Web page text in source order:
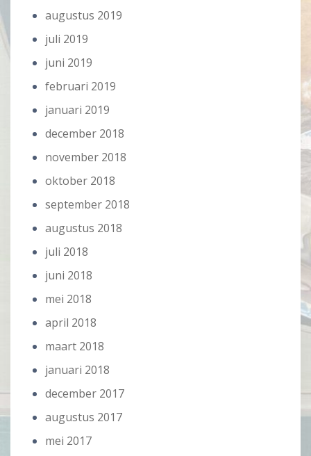
augustus 2019
juli 2019
juni 2019
februari 2019
januari 2019
december 2018
november 2018
oktober 2018
september 2018
augustus 2018
juli 2018
juni 2018
mei 2018
april 2018
maart 2018
januari 2018
december 2017
augustus 2017
mei 2017